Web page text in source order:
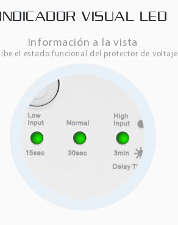
INDICADOR VISUAL LED
Información a la vista
el estado funcional del protector de voltaje